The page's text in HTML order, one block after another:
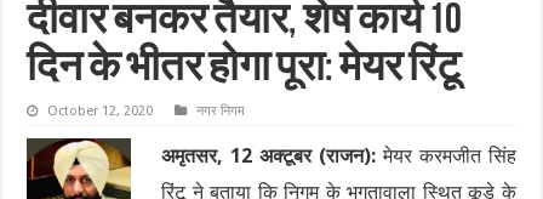
दीवार बनकर तैयार, शेष कार्य 10
दिन के भीतर होगा पूरा: मेयर रिंटू
October 12, 2020 नगर निगम
अमृतसर, 12 अक्टूबर (राजन): मेयर करमजीत सिंह
रिंटू ने बताया कि निगम के भगतावाला स्थित कूड़े के